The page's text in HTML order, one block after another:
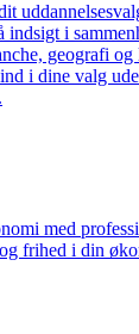
indsigt i
geografi
i dine valg
med
frihed i din